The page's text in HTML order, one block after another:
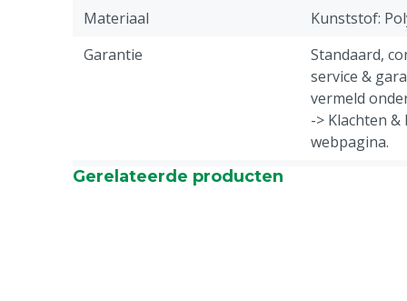
Materiaal
Kunststof:
Garantie
Standaard,
service &
vermeld
-> Klachten
webpagina.
Diergroep
Gerelateerde producten